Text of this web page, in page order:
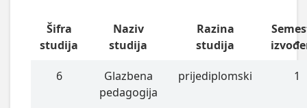
Šifra
studija
Naziv
studija
Razina
studija
6
Glazbena
pedagogija
prijediplomski 1